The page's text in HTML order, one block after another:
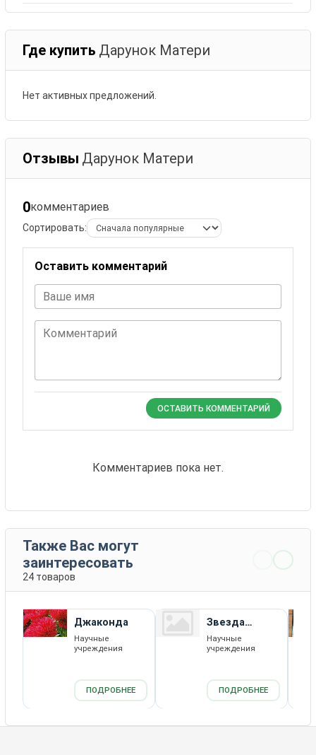
Где купить Дарунок Матери
Нет активных предложений.
Отзывы Дарунок Матери
0комментариев
Сортировать:
Оставить комментарий
Ваше имя
Комментарий
ОСТАВИТЬ КОММЕНТАРИЙ
Комментариев пока нет.
Также Вас могут
заинтересовать
24 товаров
Джаконда
Научные
учреждения
ПОДРОБНЕЕ
Звезда
Полесья
Научные
учреждения
ПОДРОБНЕЕ